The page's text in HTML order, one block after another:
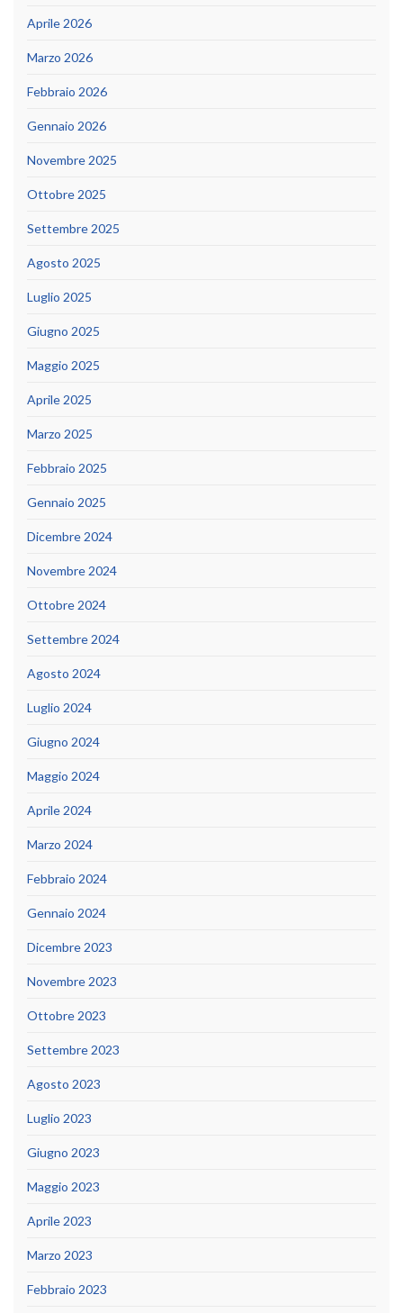
Aprile 2026
Marzo 2026
Febbraio 2026
Gennaio 2026
Novembre 2025
Ottobre 2025
Settembre 2025
Agosto 2025
Luglio 2025
Giugno 2025
Maggio 2025
Aprile 2025
Marzo 2025
Febbraio 2025
Gennaio 2025
Dicembre 2024
Novembre 2024
Ottobre 2024
Settembre 2024
Agosto 2024
Luglio 2024
Giugno 2024
Maggio 2024
Aprile 2024
Marzo 2024
Febbraio 2024
Gennaio 2024
Dicembre 2023
Novembre 2023
Ottobre 2023
Settembre 2023
Agosto 2023
Luglio 2023
Giugno 2023
Maggio 2023
Aprile 2023
Marzo 2023
Febbraio 2023